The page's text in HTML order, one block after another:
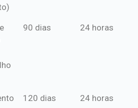
90 dias 24 horas
120 dias 24 horas